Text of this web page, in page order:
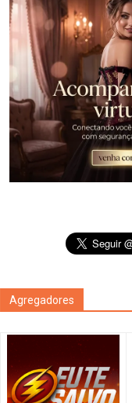
Agregadores